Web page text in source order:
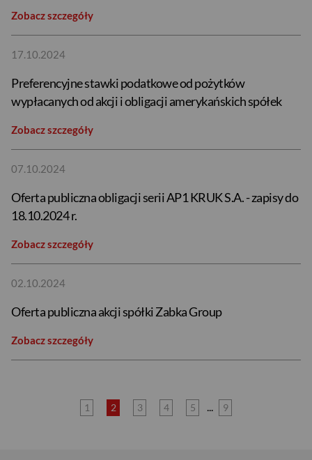
Zobacz szczegóły
17.10.2024
Preferencyjne stawki podatkowe od pożytków
wypłacanych od akcji i obligacji amerykańskich spółek
Zobacz szczegóły
07.10.2024
Oferta publiczna obligacji serii AP1 KRUK S.A. - zapisy do
18.10.2024 r.
Zobacz szczegóły
02.10.2024
Oferta publiczna akcji spółki Zabka Group
Zobacz szczegóły
1 2 3 4 5 ... 9
EUR